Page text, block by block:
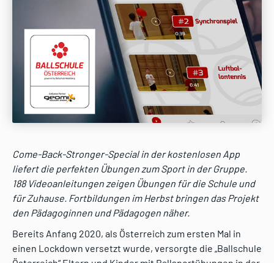
Come-Back-Stronger-Special in der kostenlosen App
liefert die perfekten Übungen zum Sport in der Gruppe.
188 Videoanleitungen zeigen Übungen für die Schule und
für Zuhause. Fortbildungen im Herbst bringen das Projekt
den Pädagoginnen und Pädagogen näher.
Bereits Anfang 2020, als Österreich zum ersten Mal in
einen Lockdown versetzt wurde, versorgte die „Ballschule